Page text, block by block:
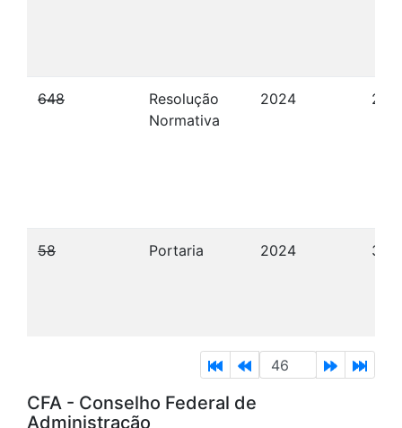
648
Resolução
Normativa
2024 22/
58 Portaria 2024 30/
CFA - Conselho Federal de
Administração